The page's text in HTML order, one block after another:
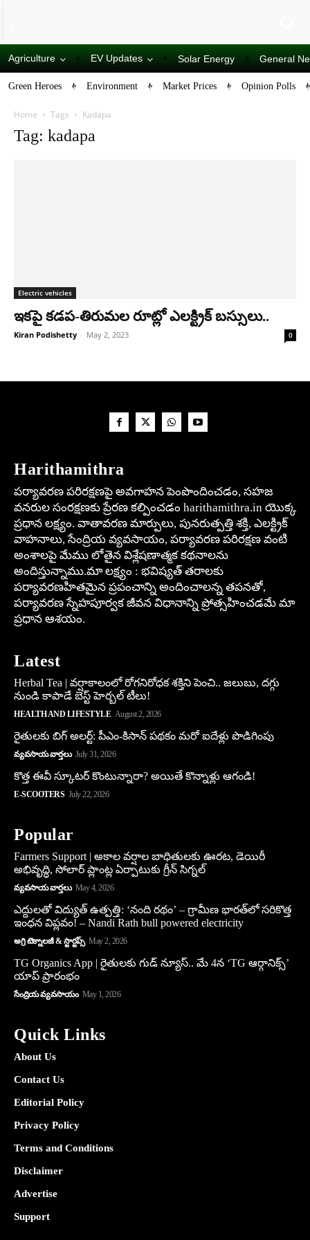
Agriculture EV Updates Solar Energy General
Green Heroes Environment Market Prices Opinion Polls
Home Tags Kadapa
Tag: kadapa
Electric vehicles
ఇకపై కడప-తిరుమల రూట్లో ఎలక్ట్రిక్ బస్సులు..
Kiran Podishetty - May 2, 2023 0
Harithamithra
పర్యావరణ పరిరక్షణపై అవగాహన పెంపొందించడం, సహజ
వనరుల సంరక్షణకు ప్రేరణ కల్పించడం harithamithra.in యొక్క
ప్రధాన లక్ష్యం. వాతావరణ మార్పులు, పునరుత్పత్తి శక్తి, ఎలక్ట్రిక్
వాహనాలు, సేంద్రియ వ్యవసాయం, పర్యావరణ పరిరక్షణ వంటి
అంశాలపై మేము లోతైన విశ్లేషణాత్మక కథనాలను
అందిస్తున్నాము.మా లక్ష్యం : భవిష్యత్ తరాలకు
పర్యావరణహితమైన ప్రపంచాన్ని అందించాలన్న తపనతో,
పర్యావరణ స్నేహపూర్వక జీవన విధానాన్ని ప్రోత్సహించడమే మా
ప్రధాన ఆశయం.
Latest
Herbal Tea | వర్షాకాలంలో రోగనిరోధక శక్తిని పెంచి.. జలుబు, దగ్గు
నుండి కాపాడే బెస్ట్ హెర్బల్ టీలు!
HEALTH AND LIFESTYLE August 2, 2026
రైతులకు బిగ్ అలర్ట్: పీఎం-కిసాన్ పథకం మరో ఐదేళ్లు పొడిగింపు
వ్యవసాయ వార్తలు July 31, 2026
కొత్త ఈవీ స్కూట‌ర్ కొంటున్నారా? అయితే కొన్నాళ్లు ఆగండి!
E-SCOOTERS July 22, 2026
Popular
Farmers Support | అకాల వర్షాల బాధితులకు ఊరట, డెయిరీ
అభివృద్ధి, సోలార్ ప్లాంట్ల ఏర్పాటుకు గ్రీన్‌ సిగ్నల్
వ్యవసాయ వార్తలు May 4, 2026
ఎద్దులతో విద్యుత్ ఉత్పత్తి: ‘నంది రథం’ – గ్రామీణ భారత్‌లో సరికొత్త
ఇంధన విప్లవం! – Nandi Rath bull powered electricity
అగ్రి టెక్నాలజీ & స్టార్టప్స్ May 2, 2026
TG Organics App | రైతులకు గుడ్ న్యూస్.. మే 4న ‘TG ఆర్గానిక్స్’
యాప్ ప్రారంభం
సేంద్రియ వ్యవసాయం May 1, 2026
Quick Links
About Us
Contact Us
Editorial Policy
Privacy Policy
Terms and Conditions
Disclaimer
Advertise
Support